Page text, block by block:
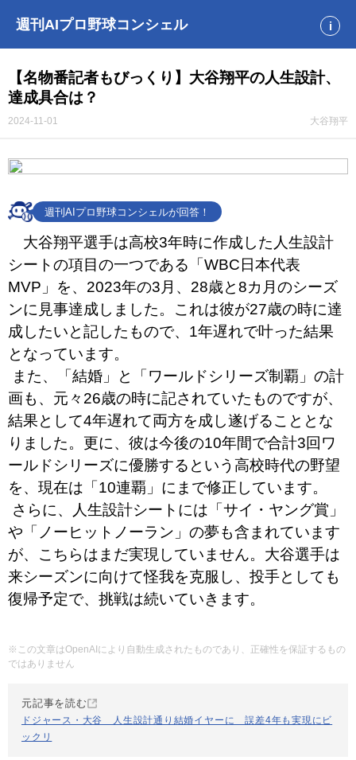
週刊AIプロ野球コンシェル i
【名物番記者もびっくり】大谷翔平の人生設計、
達成具合は？
2024-11-01 大谷翔平
週刊AIプロ野球コンシェルが回答！
大谷翔平選手は高校3年時に作成した人生設計
シートの項目の一つである「WBC日本代表
MVP」を、2023年の3月、28歳と8カ月のシーズ
ンに見事達成しました。これは彼が27歳の時に達
成したいと記したもので、1年遅れで叶った結果
となっています。
️ また、「結婚」と「ワールドシリーズ制覇」の計
画も、元々26歳の時に記されていたものですが、
結果として4年遅れて両方を成し遂げることとな
りました。更に、彼は今後の10年間で合計3回ワ
ールドシリーズに優勝するという高校時代の野望
を、現在は「10連覇」にまで修正しています。
️ さらに、人生設計シートには「サイ・ヤング賞」
や「ノーヒットノーラン」の夢も含まれています
が、こちらはまだ実現していません。大谷選手は
来シーズンに向けて怪我を克服し、投手としても
復帰予定で、挑戦は続いていきます。
※この文章はOpenAIにより自動生成されたものであり、正確性を保証するもの
ではありません
元記事を読む
ドジャース・大谷 人生設計通り結婚イヤーに 誤差4年も実現にビ
ックリ